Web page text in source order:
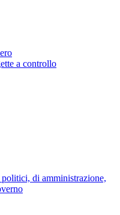
a controllo
di amministrazione,